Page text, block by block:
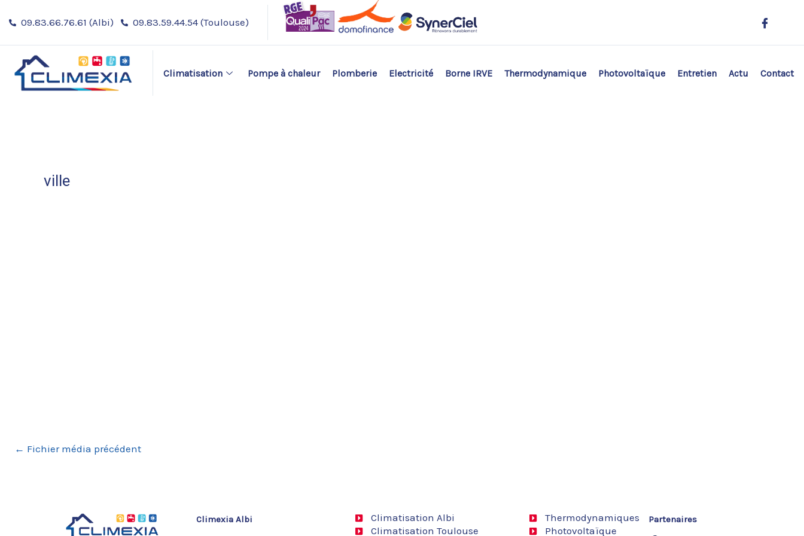
au
09.83.66.76.61 (Albi) 09.83.59.44.54 (Toulouse)
Climatisation Pompe à chaleur Plomberie Electricité Borne IRVE Thermodynamique Photovoltaïque Entretien Actu Contact
ville
des
← Fichier média précédent
Climexia Albi
Climatisation Albi
Climatisation Toulouse
Thermodynamiques
Photovoltaïque
Partenaires